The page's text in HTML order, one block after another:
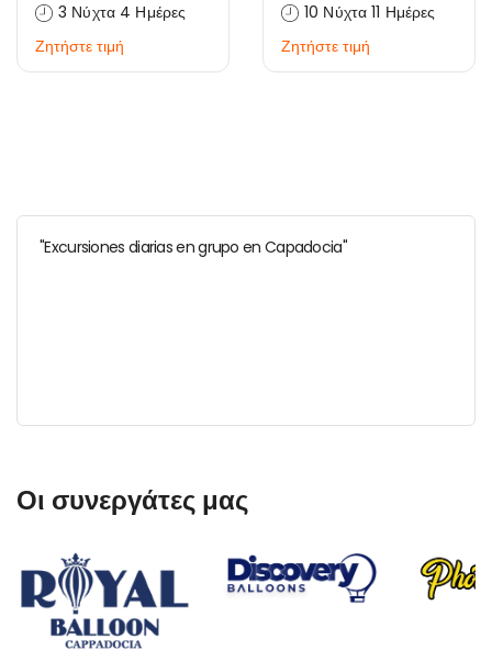
3 Νύχτα 4 Ημέρες
Ζητήστε τιμή
10 Νύχτα 11 Ημέρες
Ζητήστε τιμή
"Excursiones diarias en grupo en Capadocia"
Οι συνεργάτες μας